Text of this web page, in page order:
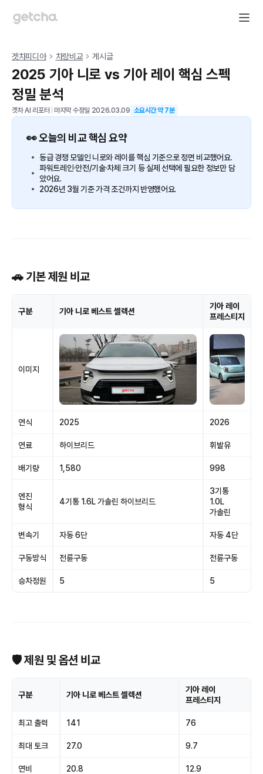
겟차피디아 차량비교 게시글
2025 기아 니로 vs 기아 레이 핵심 스펙
정밀 분석
겟차 AI 리포터 마지막 수정일 2026.03.09 소요시간 약7분
👀 오늘의 비교 핵심 요약
동급 경쟁 모델인 니로와 레이를 핵심 기준으로 정면 비교했어요.
파워트레인·안전/기술·차체 크기 등 실제 선택에 필요한 정보만 담
았어요.
2026년 3월 기준 가격 조건까지 반영했어요.
🚗 기본 제원 비교
구분 기아 니로 베스트 셀렉션
기아 레이
프레스티지
이미지
연식 2025 2026
연료 하이브리드 휘발유
배기량 1,580 998
엔진
형식
4기통 1.6L 가솔린 하이브리드
3기통
1.0L
가솔린
변속기 자동 6단 자동 4단
구동방식 전륜구동 전륜구동
승차정원 5 5
🛡 제원 및 옵션 비교
구분 기아 니로 베스트 셀렉션
기아 레이
프레스티지
최고 출력 141 76
최대 토크 27.0 9.7
연비 20.8 12.9